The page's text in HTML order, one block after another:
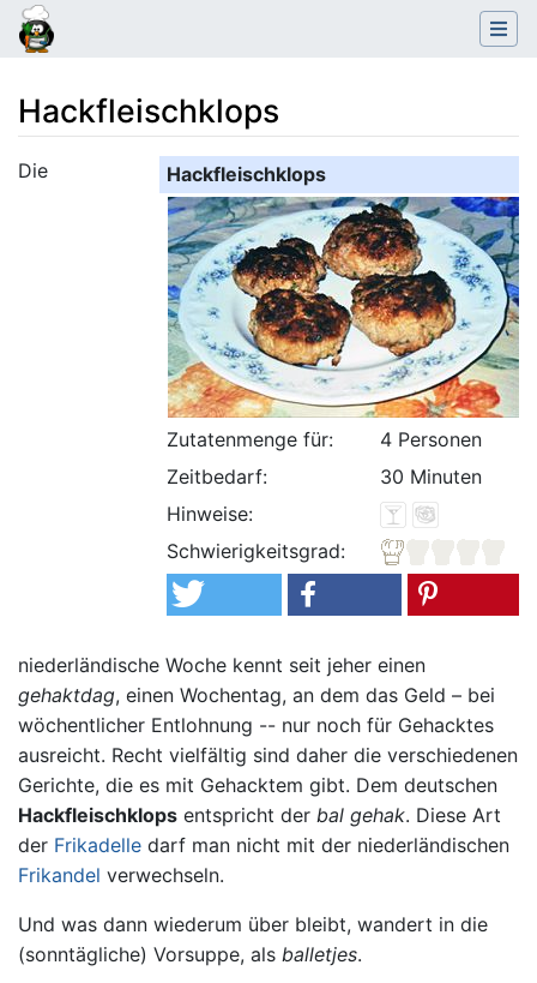
Hackfleischklops
Wechseln zu: Navigation,Suche
Hackfleischklops
Zutatenmenge für:
4 Personen
Zeitbedarf:
30 Minuten
Hinweise:
Schwierigkeitsgrad:
Die
niederländische Woche kennt seit jeher einen
gehaktdag, einen Wochentag, an dem das Geld – bei
wöchentlicher Entlohnung -- nur noch für Gehacktes
ausreicht. Recht vielfältig sind daher die verschiedenen
Gerichte, die es mit Gehacktem gibt. Dem deutschen
Hackfleischklops entspricht der bal gehak. Diese Art
der Frikadelle darf man nicht mit der niederländischen
Frikandel verwechseln.
Und was dann wiederum über bleibt, wandert in die
(sonntägliche) Vorsuppe, als balletjes.